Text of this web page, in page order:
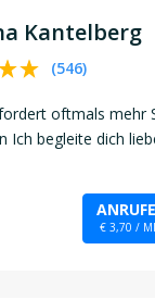
Kantelberg
(546)
oftmals mehr
Ich begleite dich
€ 3,70 /